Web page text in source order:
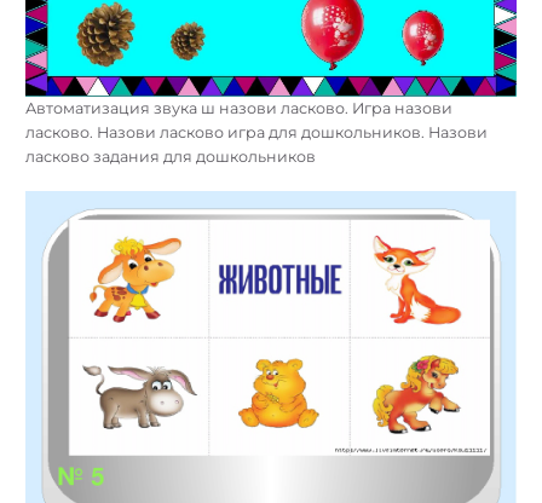
Автоматизация звука ш назови ласково. Игра назови
ласково. Назови ласково игра для дошкольников. Назови
ласково задания для дошкольников